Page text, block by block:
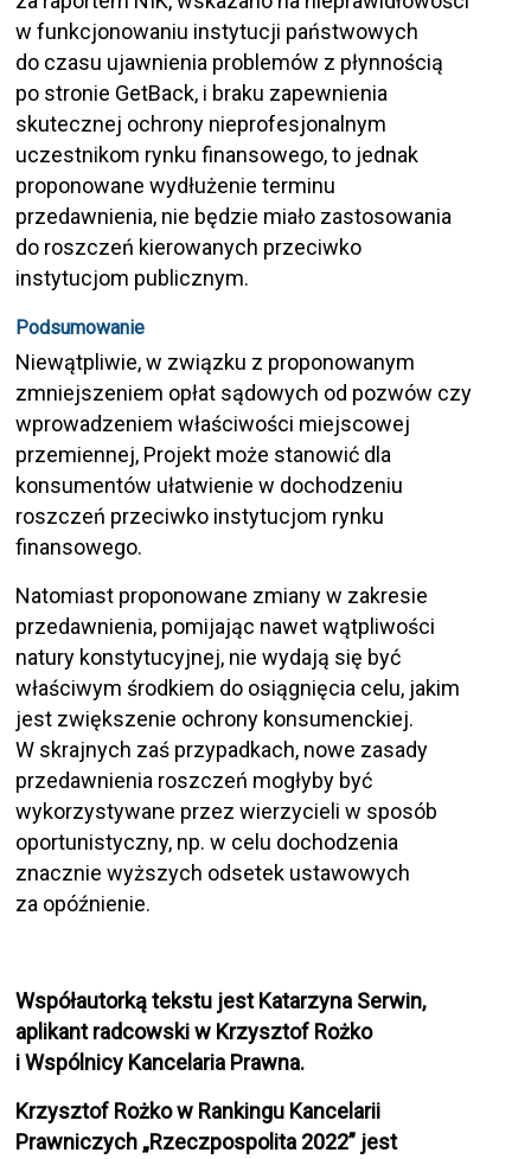
w funkcjonowaniu instytucji państwowych
do czasu ujawnienia problemów z płynnością
po stronie GetBack, i braku zapewnienia
skutecznej ochrony nieprofesjonalnym
uczestnikom rynku finansowego, to jednak
proponowane wydłużenie terminu
przedawnienia, nie będzie miało zastosowania
do roszczeń kierowanych przeciwko
instytucjom publicznym.
Podsumowanie
Niewątpliwie, w związku z proponowanym
zmniejszeniem opłat sądowych od pozwów czy
wprowadzeniem właściwości miejscowej
przemiennej, Projekt może stanowić dla
konsumentów ułatwienie w dochodzeniu
roszczeń przeciwko instytucjom rynku
finansowego.
Natomiast proponowane zmiany w zakresie
przedawnienia, pomijając nawet wątpliwości
natury konstytucyjnej, nie wydają się być
właściwym środkiem do osiągnięcia celu, jakim
jest zwiększenie ochrony konsumenckiej.
W skrajnych zaś przypadkach, nowe zasady
przedawnienia roszczeń mogłyby być
wykorzystywane przez wierzycieli w sposób
oportunistyczny, np. w celu dochodzenia
znacznie wyższych odsetek ustawowych
za opóźnienie.
Współautorką tekstu jest Katarzyna Serwin,
aplikant radcowski w Krzysztof Rożko
i Wspólnicy Kancelaria Prawna.
Krzysztof Rożko w Rankingu Kancelarii
Prawniczych „Rzeczpospolita 2022” jest